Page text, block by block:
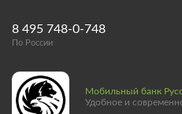
8 495 748-0-748
По России
Мобильный банк
Удобное и